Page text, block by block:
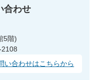
合わせ
5階)
い合わせはこちらから